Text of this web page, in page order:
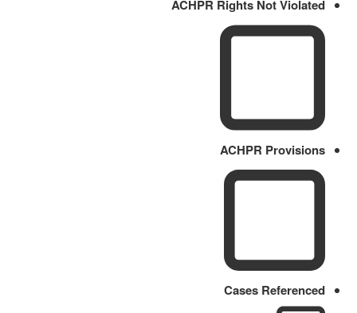
ACHPR Rights Not Violated
ACHPR Provisions
Cases Referenced